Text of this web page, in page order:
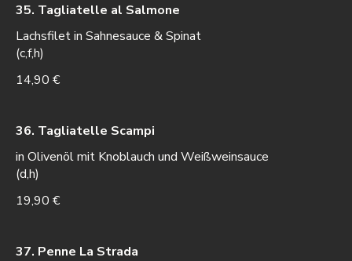
35. Tagliatelle al Salmone
Lachsfilet in Sahnesauce & Spinat
(c,f,h)
14,90 €
36. Tagliatelle Scampi
in Olivenöl mit Knoblauch und Weißweinsauce
(d,h)
19,90 €
37. Penne La Strada